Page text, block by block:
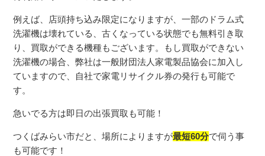
例えば、店頭持ち込み限定になりますが、一部のドラム式
洗濯機は壊れている、古くなっている状態でも無料引き取
り、買取ができる機種もございます。
もし買取ができない
洗濯機の場合、弊社は一般財団法人家電製品協会に加入し
ていますので、自社で家電リサイクル券の発行も可能で
す。
急いでる方は即日の出張買取も可能！
つくばみらい市だと、場所によりますが最短60分で伺う事
も可能です！